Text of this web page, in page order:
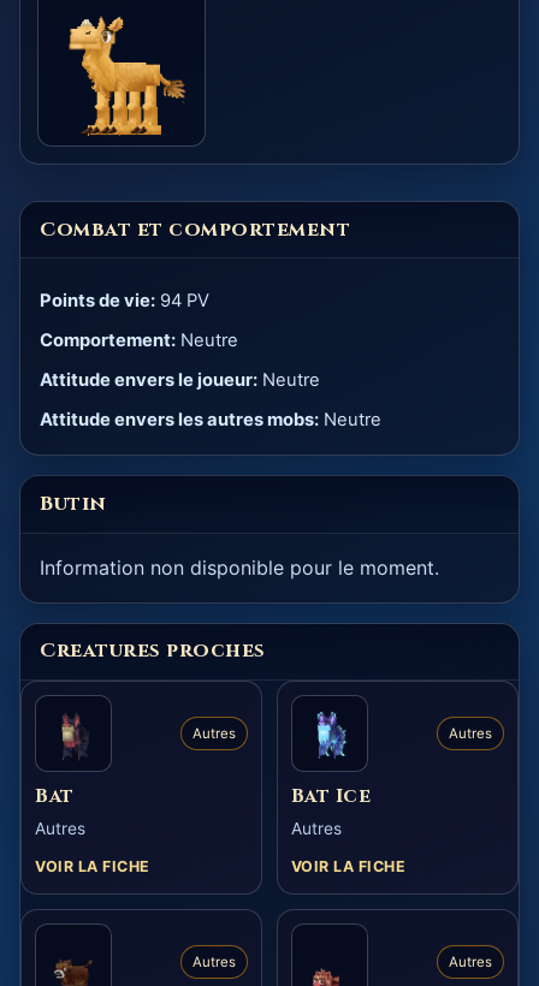
Combat et comportement
Points de vie: 94 PV
Comportement: Neutre
Attitude envers le joueur: Neutre
Attitude envers les autres mobs: Neutre
Butin
Information non disponible pour le moment.
Creatures proches
Autres
Bat
Autres
VOIR LA FICHE
Autres
Bat Ice
Autres
VOIR LA FICHE
Autres Autres